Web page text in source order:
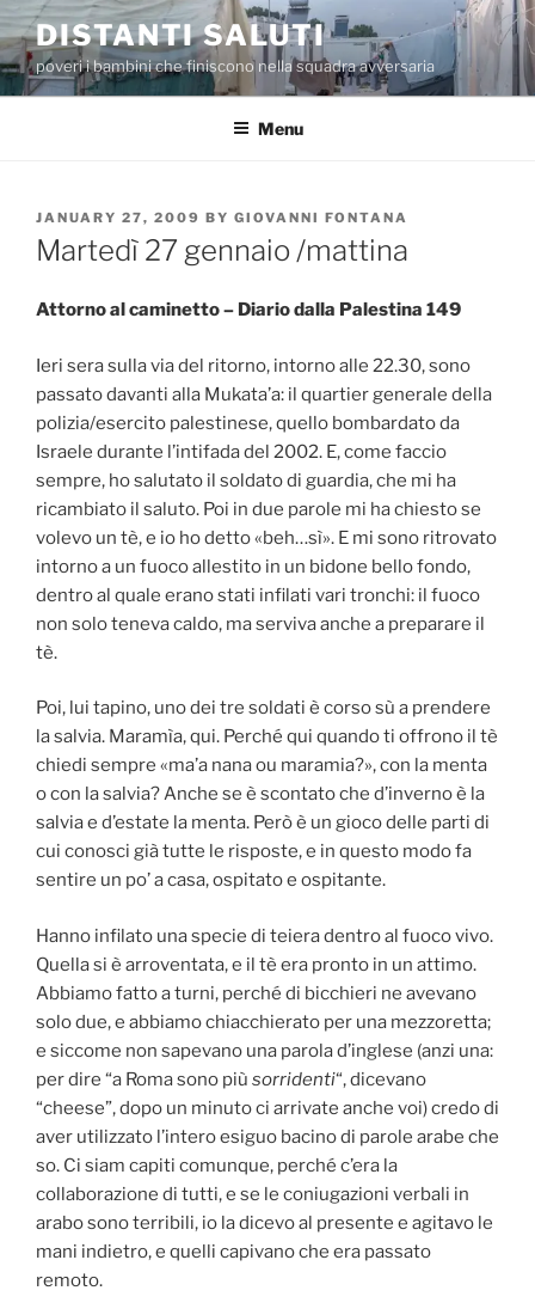
Skip
to
content
DISTANTI SALUTI
poveri i bambini che finiscono nella squadra avversaria
Menu
POSTED
ON
JANUARY 27, 2009 BY GIOVANNI FONTANA
Martedì 27 gennaio /mattina
Attorno al caminetto – Diario dalla Palestina 149
Ieri sera sulla via del ritorno, intorno alle 22.30, sono
passato davanti alla Mukata’a: il quartier generale della
polizia/esercito palestinese, quello bombardato da
Israele durante l’intifada del 2002. E, come faccio
sempre, ho salutato il soldato di guardia, che mi ha
ricambiato il saluto. Poi in due parole mi ha chiesto se
volevo un tè, e io ho detto «beh…sì». E mi sono ritrovato
intorno a un fuoco allestito in un bidone bello fondo,
dentro al quale erano stati infilati vari tronchi: il fuoco
non solo teneva caldo, ma serviva anche a preparare il
tè.
Poi, lui tapino, uno dei tre soldati è corso sù a prendere
la salvia. Maramìa, qui. Perché qui quando ti offrono il tè
chiedi sempre «ma’a nana ou maramia?», con la menta
o con la salvia? Anche se è scontato che d’inverno è la
salvia e d’estate la menta. Però è un gioco delle parti di
cui conosci già tutte le risposte, e in questo modo fa
sentire un po’ a casa, ospitato e ospitante.
Hanno infilato una specie di teiera dentro al fuoco vivo.
Quella si è arroventata, e il tè era pronto in un attimo.
Abbiamo fatto a turni, perché di bicchieri ne avevano
solo due, e abbiamo chiacchierato per una mezzoretta;
e siccome non sapevano una parola d’inglese (anzi una:
per dire “a Roma sono più sorridenti“, dicevano
“cheese”, dopo un minuto ci arrivate anche voi) credo di
aver utilizzato l’intero esiguo bacino di parole arabe che
so. Ci siam capiti comunque, perché c’era la
collaborazione di tutti, e se le coniugazioni verbali in
arabo sono terribili, io la dicevo al presente e agitavo le
mani indietro, e quelli capivano che era passato
remoto.